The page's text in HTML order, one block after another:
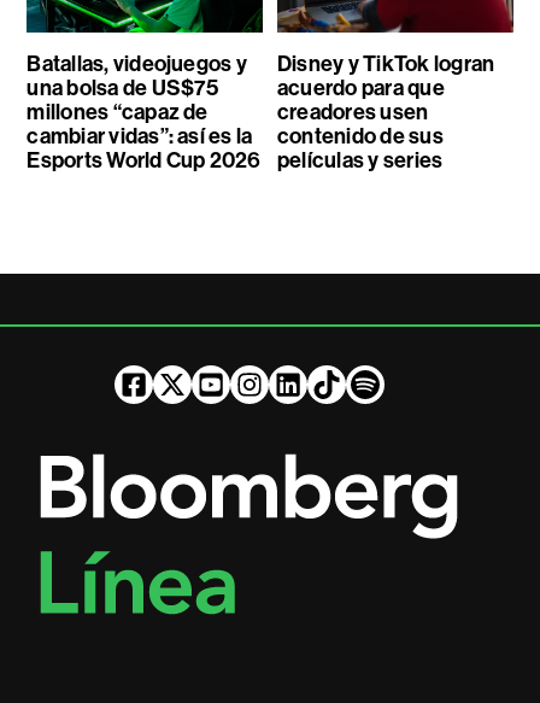
Batallas, videojuegos y
una bolsa de US$75
millones “capaz de
cambiar vidas”: así es la
Esports World Cup 2026
Disney y TikTok logran
acuerdo para que
creadores usen
contenido de sus
películas y series